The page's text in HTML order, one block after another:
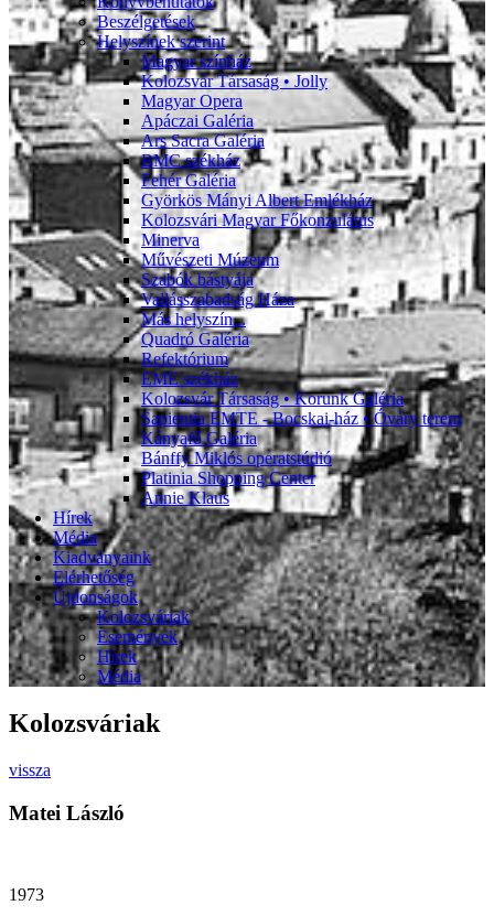
Beszélgetések
Helyszínek szerint
Magyar színház
Kolozsvár Társaság • Jolly
Magyar Opera
Apáczai Galéria
Ars Sacra Galéria
BMC székház
Fehér Galéria
Györkös Mányi Albert Emlékház
Kolozsvári Magyar Főkonzulátus
Minerva
Művészeti Múzeum
Szabók bástyája
Vallásszabadság Háza
Más helyszín...
Quadró Galéria
Refektórium
EME székház
Kolozsvár Társaság • Korunk Galéria
Sapientia EMTE - Bocskai-ház • Óváry terem
Kányafő Galéria
Bánffy Miklós operatstúdió
Platinia Shopping Center
Annie Klaus
Hírek
Média
Kiadványaink
Elérhetőség
Újdonságok
Kolozsváriak
Események
Hírek
Média
Kolozsváriak
vissza
Matei László
1973